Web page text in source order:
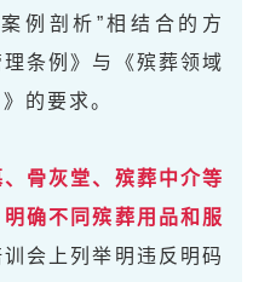
例剖析”相结合的方
条例》与《殡葬领域
的要求。
骨灰堂、殡葬中介等
确不同殡葬用品和服
训会上列举 明 违反明码